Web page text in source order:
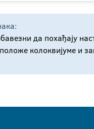
да похађају
колоквијуме и